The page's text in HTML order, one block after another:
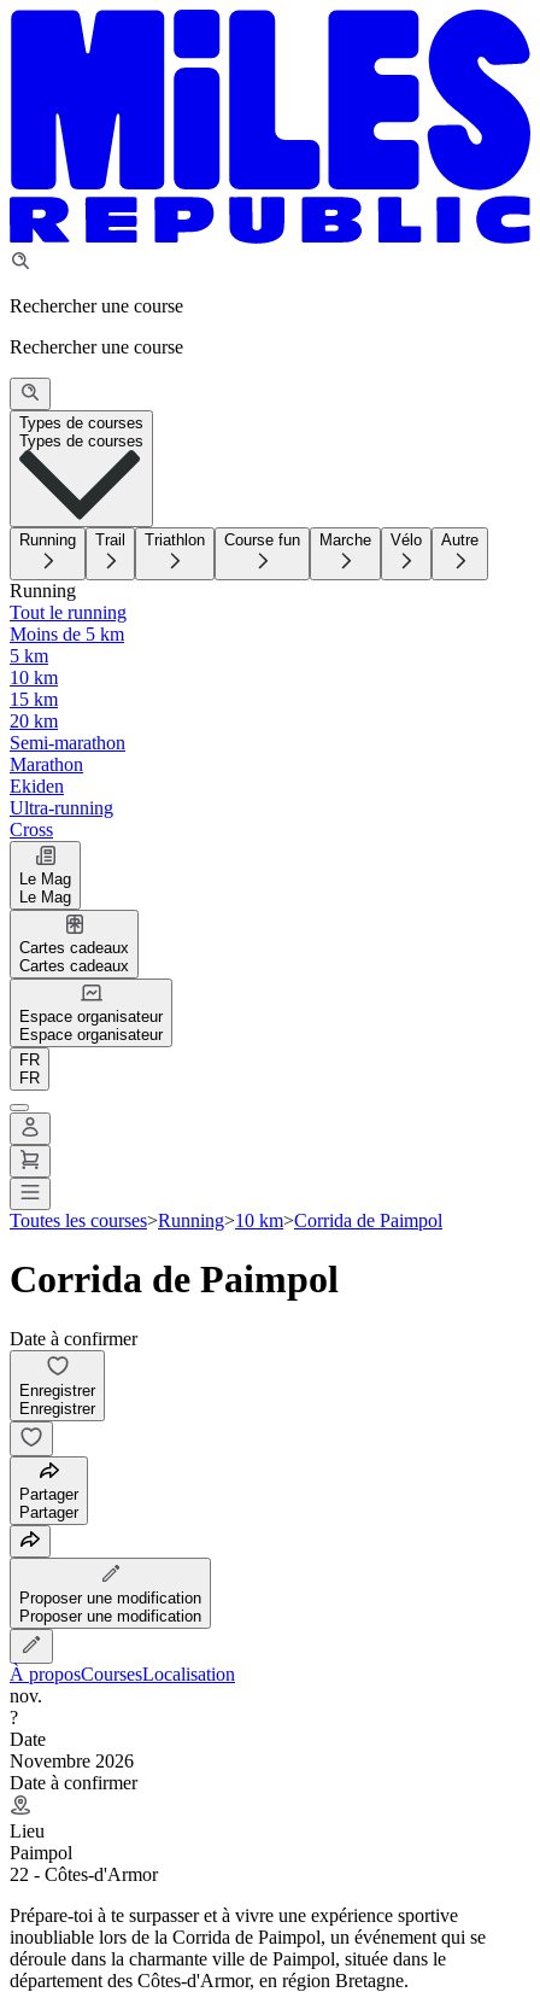
Rechercher une course
Rechercher une course
Types de courses
Types de courses
Running Trail Triathlon Course fun Marche Vélo Autre
Running
Tout le running
Moins de 5 km
5 km
10 km
15 km
20 km
Semi-marathon
Marathon
Ekiden
Ultra-running
Cross
Le Mag
Le Mag
Cartes cadeaux
Cartes cadeaux
Espace organisateur
Espace organisateur
FR
FR
Toutes les courses>Running>10 km>Corrida de Paimpol
Corrida de Paimpol
Date à confirmer
Enregistrer
Enregistrer
Partager
Partager
Proposer une modification
Proposer une modification
À proposCoursesLocalisation
nov.
?
Date
Novembre 2026
Date à confirmer
Lieu
Paimpol
22 - Côtes-d'Armor
Prépare-toi à te surpasser et à vivre une expérience sportive
inoubliable lors de la Corrida de Paimpol, un événement qui se
déroule dans la charmante ville de Paimpol, située dans le
département des Côtes-d'Armor, en région Bretagne.